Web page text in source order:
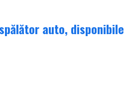
auto, disponibile